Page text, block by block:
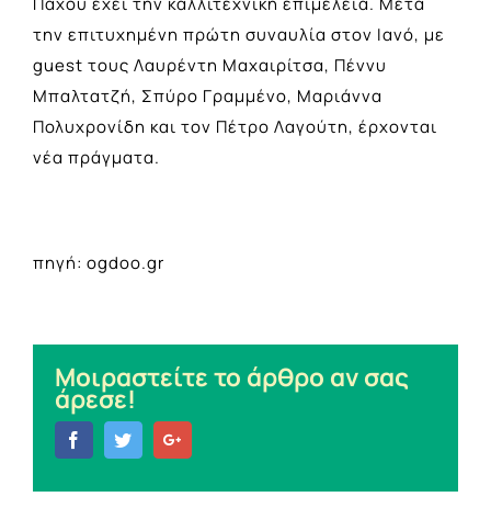
την επιτυχημένη πρώτη συναυλία στον Ιανό, με
guest τους Λαυρέντη Μαχαιρίτσα, Πέννυ
Μπαλτατζή, Σπύρο Γραμμένο, Μαριάννα
Πολυχρονίδη και τον Πέτρο Λαγούτη, έρχονται
νέα πράγματα.
πηγή: ogdoo.gr
Μοιραστείτε το άρθρο αν σας
άρεσε!
FacebookTwitter